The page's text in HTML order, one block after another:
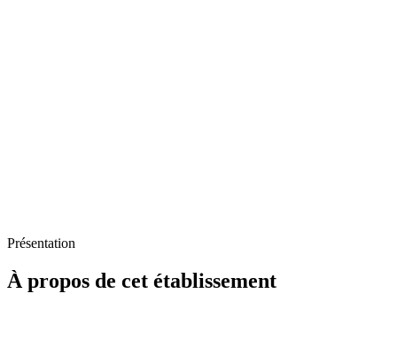
Présentation
À propos de cet établissement